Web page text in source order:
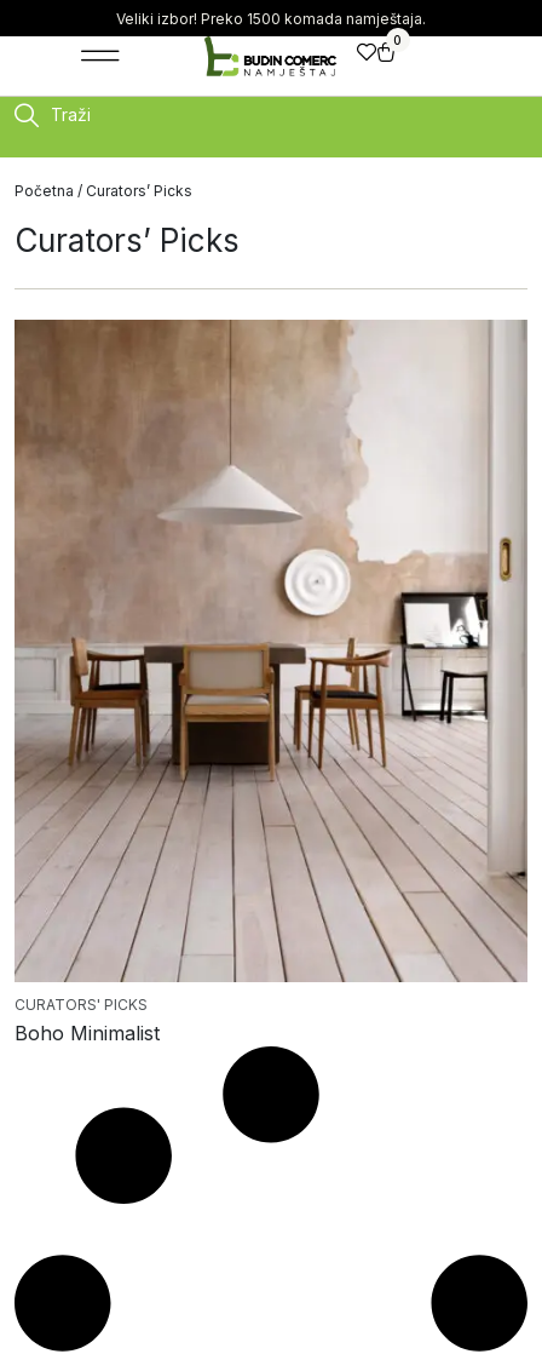
Veliki izbor! Preko 1500 komada namještaja.
0
Traži
Početna / Curators’ Picks
Curators’ Picks
CURATORS' PICKS
Boho Minimalist